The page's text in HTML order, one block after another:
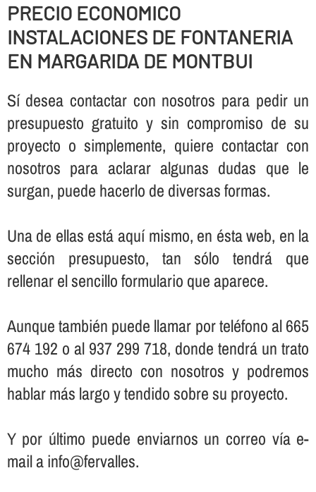
PRECIO ECONOMICO
INSTALACIONES DE FONTANERIA
EN MARGARIDA DE MONTBUI
Sí­ desea contactar con nosotros para pedir un
presupuesto gratuito y sin compromiso de su
proyecto o simplemente, quiere contactar con
nosotros para aclarar algunas dudas que le
surgan, puede hacerlo de diversas formas.
Una de ellas está aquí­ mismo, en ésta web, en la
sección presupuesto, tan sólo tendrá que
rellenar el sencillo formulario que aparece.
Aunque también puede llamar por teléfono al 665
674 192 o al 937 299 718, donde tendrá un trato
mucho más directo con nosotros y podremos
hablar más largo y tendido sobre su proyecto.
Y por último puede enviarnos un correo ví­a e-
mail a info@fervalles.